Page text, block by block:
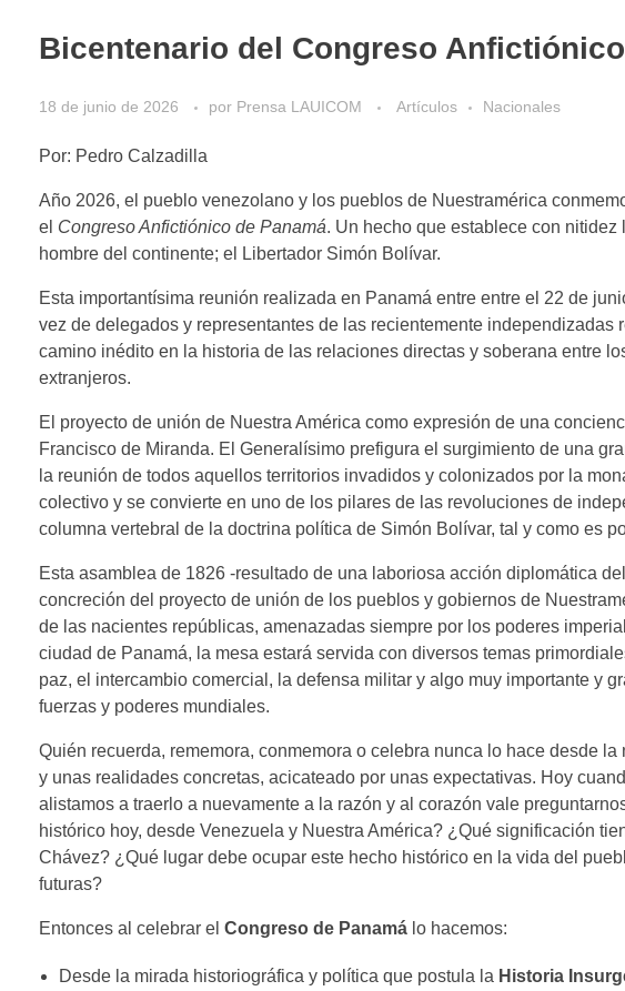
Bicentenario del Congreso
18 de junio de 2026 por Prensa LAUICOM Artículos Nacionales
Por: Pedro Calzadilla
Año 2026, el pueblo venezolano y los pueblos de Nuestramérica
el Congreso Anfictiónico de Panamá. Un hecho que establece con
hombre del continente; el Libertador Simón Bolívar.
Esta importantísima reunión realizada en Panamá entre entre el 22 de
vez de delegados y representantes de las recientemente independizadas
camino inédito en la historia de las relaciones directas y soberana entre
extranjeros.
El proyecto de unión de Nuestra América como expresión de una
Francisco de Miranda. El Generalísimo prefigura el surgimiento de una
la reunión de todos aquellos territorios invadidos y colonizados por la
colectivo y se convierte en uno de los pilares de las revoluciones de
columna vertebral de la doctrina política de Simón Bolívar, tal y como es
Esta asamblea de 1826 -resultado de una laboriosa acción diplomática
concreción del proyecto de unión de los pueblos y gobiernos de
de las nacientes repúblicas, amenazadas siempre por los poderes
ciudad de Panamá, la mesa estará servida con diversos temas
paz, el intercambio comercial, la defensa militar y algo muy importante y
fuerzas y poderes mundiales.
Quién recuerda, rememora, conmemora o celebra nunca lo hace desde
y unas realidades concretas, acicateado por unas expectativas. Hoy
alistamos a traerlo a nuevamente a la razón y al corazón vale
histórico hoy, desde Venezuela y Nuestra América? ¿Qué significación
Chávez? ¿Qué lugar debe ocupar este hecho histórico en la vida del
futuras?
Entonces al celebrar el Congreso de Panamá lo hacemos:
Desde la mirada historiográfica y política que postula la Historia